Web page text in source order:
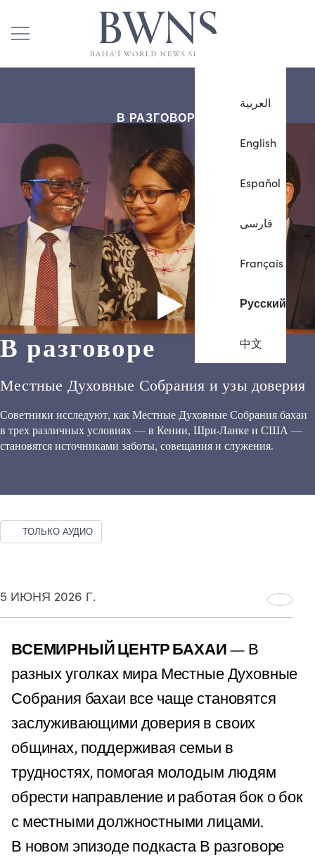
العربية
English
Español
فارسی
Français
Русский
中文
В РАЗГОВОРЕ
В разговоре
Местные Духовные Собрания и узы доверия
Советники исследуют, как Местные Духовные Собрания бахаи
в трех различных условиях — в Кении, Шри-Ланке и США —
становятся источниками заботы, совещания и служения.
ТОЛЬКО АУДИО
5 ИЮНЯ 2026 Г.
ВСЕМИРНЫЙ ЦЕНТР БАХАИ— В
разных уголках мира Местные Духовные
Собрания бахаи все чаще становятся
заслуживающими доверия в своих
общинах, поддерживая семьи в
трудностях, помогая молодым людям
обрести направление и работая бок о бок
с местными должностными лицами.
В новом эпизоде подкаста В разговоре